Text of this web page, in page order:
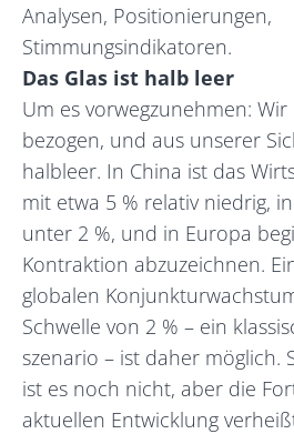
Analysen, Positionierungen,
Stimmungsindikatoren.
Das Glas ist halb leer
Um es vorwegzunehmen:
bezogen, und aus unserer
halbleer. In China ist das
mit etwa 5 % relativ niedrig,
unter 2 %, und in Europa
Kontraktion abzuzeichnen.
globalen
Schwelle von 2 % – ein
szenario – ist daher möglich.
ist es noch nicht, aber die
aktuellen Entwicklung